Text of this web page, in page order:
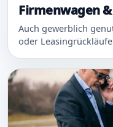
Firmenwagen
Auch gewerblich
oder